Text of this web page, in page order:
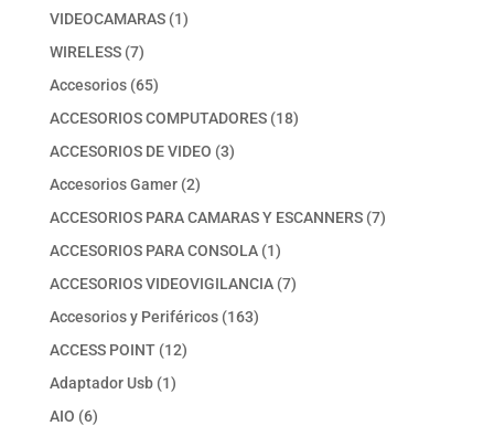
productos
VIDEOCAMARAS 11
WIRELESS 77
productos
Accesorios 6565
productos
ACCESORIOS COMPUTADORES 1818
ACCESORIOS DE VIDEO 33
Accesorios Gamer 22
productos
ACCESORIOS PARA CAMARAS Y ESCANNERS 77
ACCESORIOS PARA CONSOLA 11
producto
ACCESORIOS VIDEOVIGILANCIA 77
Accesorios y Periféricos 163163
ACCESS POINT 1212
Adaptador Usb 11
AIO 66